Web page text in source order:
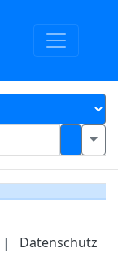
| Datenschutz